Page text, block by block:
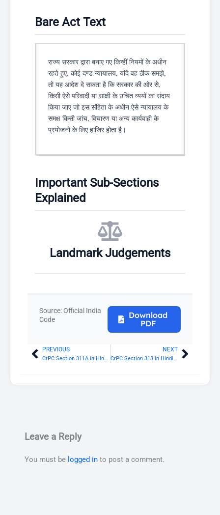
Bare Act Text
राज्य सरकार द्वारा बनाए गए किन्हीं नियमों के अधीन
रहते हुए, कोई दण्ड न्यायालय, यदि वह ठीक समझे,
तो यह आदेश दे सकता है कि सरकार की ओर से,
किसी ऐसे परिवादी या साक्षी के उचित व्ययों का संदाय
किया जाए जो इस संहिता के अधीन ऐसे न्यायालय के
समक्ष किसी जांच, विचारण या अन्य कार्यवाही के
प्रयोजनों के लिए हाजिर होता है।
Important Sub-Sections
Explained
Landmark Judgements
Source: Official India
Code
Download
PDF
PrevPREVIOUS
CrPC Section 311A in Hindi: मजिस्ट्रेट की किसी व्यक्ति को नमूना हस्ताक्षर या लिखावट देने का आदेश देने की शक्ति
NEXT
CrPC Section 313 in Hindi: अभियुक्त की परीक्षा करने की शक्ति Next
Leave a Reply
You must be logged in to post a comment.